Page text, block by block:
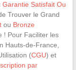
Garantie Satisfait Ou
Trouver le Grand
ou Bronze
! Pour Faciliter les
Hauts-de-France,
(CGU) et
par